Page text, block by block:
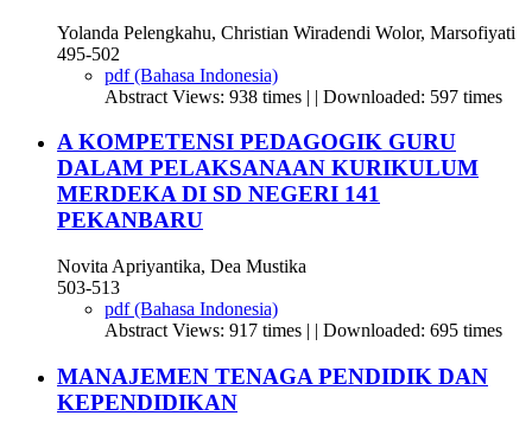
Yolanda Pelengkahu, Christian Wiradendi Wolor, Marsofiyati
495-502
pdf (Bahasa Indonesia)
Abstract Views: 938 times | | Downloaded: 597 times
A KOMPETENSI PEDAGOGIK GURU
DALAM PELAKSANAAN KURIKULUM
MERDEKA DI SD NEGERI 141
PEKANBARU
Novita Apriyantika, Dea Mustika
503-513
pdf (Bahasa Indonesia)
Abstract Views: 917 times | | Downloaded: 695 times
MANAJEMEN TENAGA PENDIDIK DAN
KEPENDIDIKAN